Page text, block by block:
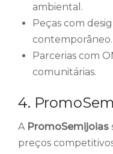
ambiental.
Peças com
contemporâneo.
Parcerias com
comunitárias.
4.
A PromoSemijoias
preços